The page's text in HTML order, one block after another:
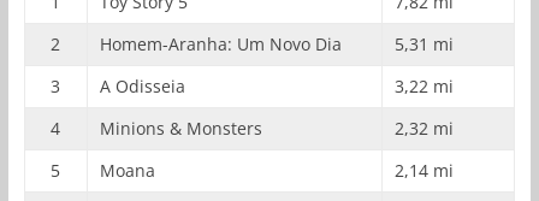
2
Homem-Aranha: Um Novo Dia
5,31 mi
3
A Odisseia
3,22 mi
4
Minions & Monsters
2,32 mi
5
Moana
2,14 mi